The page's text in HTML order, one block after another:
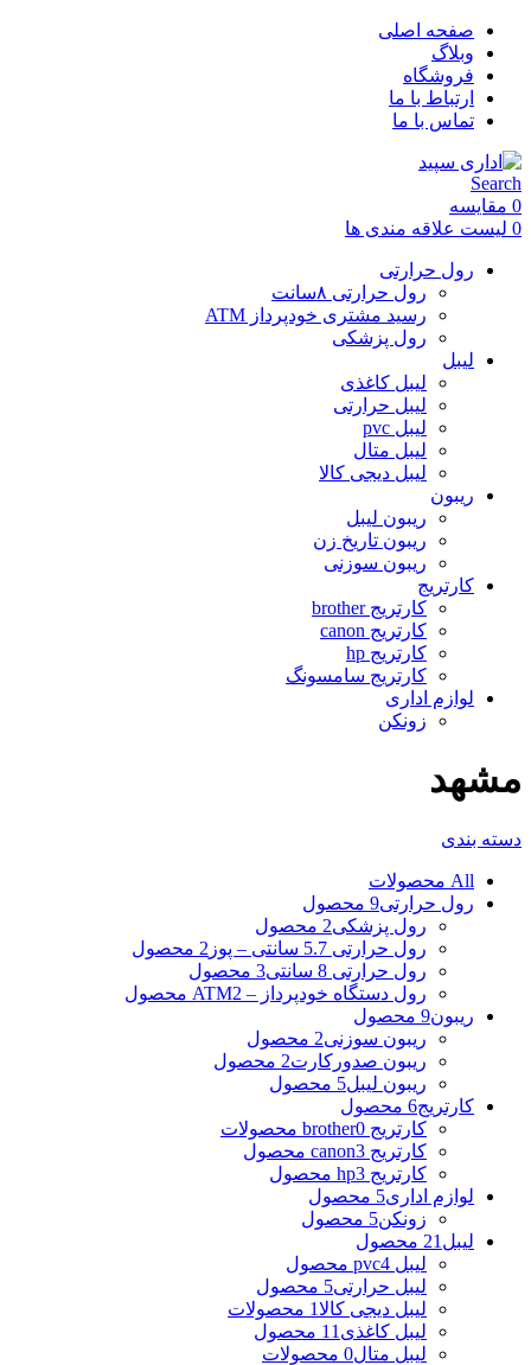
صفحه اصلی
وبلاگ
فروشگاه
ارتباط با ما
تماس با ما
Search
0 مقایسه
0 لیست علاقه مندی ها
رول حرارتی
رول حرارتی ۸سانت
رسید مشتری خودپرداز ATM
رول پزشکی
لیبل
لیبل کاغذی
لیبل حرارتی
لیبل pvc
لیبل متال
لیبل دیجی کالا
ریبون
ریبون لیبل
ریبون تاریخ زن
ریبون سوزنی
کارتریج
کارتریج brother
کارتریج canon
کارتریج hp
کارتریج سامسونگ
لوازم اداری
زونکن
مشهد
دسته بندی
All محصولات
رول حرارتی9 محصول
رول پزشکی2 محصول
رول حرارتی 5.7 سانتی – پوز
2 محصول
رول حرارتی 8 سانتی
3 محصول
رول دستگاه خودپرداز – ATM 2 محصول
ریبون9 محصول
ریبون سوزنی2 محصول
ریبون صدورکارت2 محصول
ریبون لیبل5 محصول
کارتریج6 محصول
کارتریج brother 0 محصولات
کارتریج canon 3 محصول
کارتریج hp 3 محصول
لوازم اداری5 محصول
زونکن5 محصول
لیبل 21 محصول
لیبل pvc 4 محصول
لیبل حرارتی5 محصول
لیبل دیجی کالا1 محصولات
لیبل کاغذی 11 محصول
لیبل متال0 محصولات